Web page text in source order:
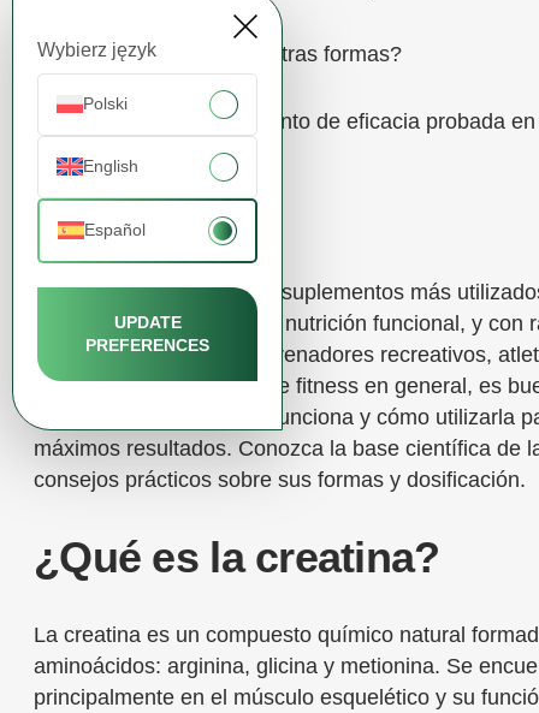
Wybierz język
Polski
English
Español
UPDATE
PREFERENCES
¿Creatina en polvo u otras formas?
Creatina – un suplemento de eficacia probada
La creatina es uno de los suplementos más
del deporte, el fitness y la nutrición funcional, y con
su oferta va dirigida a entrenadores recreativos,
profesionales o clientes de fitness en general, es
aporta la creatina, cómo funciona y cómo utilizarla
máximos resultados. Conozca la base científica de
consejos prácticos sobre sus formas y dosificación.
¿Qué es la creatina?
La creatina es un compuesto químico natural
aminoácidos: arginina, glicina y metionina. Se
principalmente en el músculo esquelético y su